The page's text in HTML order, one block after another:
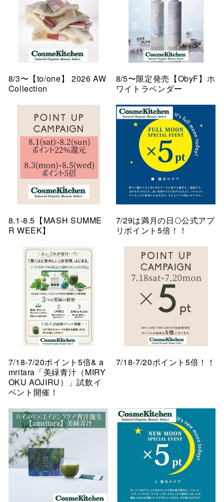
8/3〜【to/one】 2026 AW
Collection
8/5〜限定発売【ObyF】ホ
ワイトラベンダー
8.1-8.5【MASH SUMME
R WEEK】
7/29は満月の日🌕公式アプ
リポイント5倍！！
7/18-7/20ポイント5倍& a
mritara「美緑青汁（MIRY
OKU AOJIRU）」試飲イ
ベント開催！
7/18-7/20ポイント5倍！！